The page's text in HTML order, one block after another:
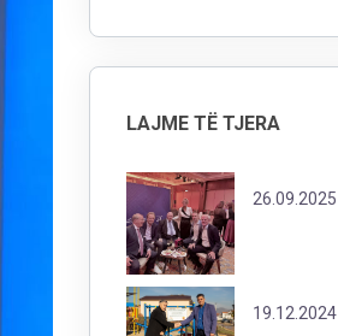
LAJME TË TJERA
26.09.2025
19.12.2024